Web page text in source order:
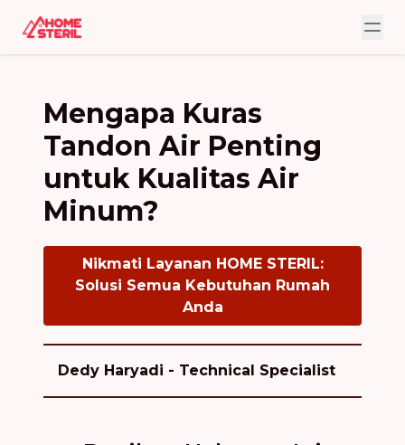
Mengapa Kuras
Tandon Air Penting
untuk Kualitas Air
Minum?
Nikmati Layanan HOME STERIL:
Solusi Semua Kebutuhan Rumah
Anda
Dedy Haryadi - Technical Specialist